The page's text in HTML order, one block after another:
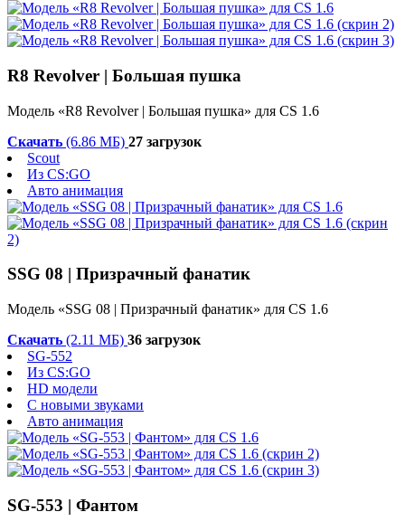
R8 Revolver | Большая пушка
Модель «R8 Revolver | Большая пушка» для CS 1.6
Скачать (6.86 МБ) 27 загрузок
Scout
Из CS:GO
Авто анимация
SSG 08 | Призрачный фанатик
Модель «SSG 08 | Призрачный фанатик» для CS 1.6
Скачать (2.11 МБ) 36 загрузок
SG-552
Из CS:GO
HD модели
С новыми звуками
Авто анимация
SG-553 | Фантом